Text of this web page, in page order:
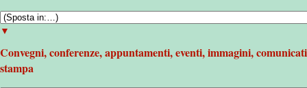
▼
Convegni, conferenze, appuntamenti, eventi, immagini, comunicati
stampa